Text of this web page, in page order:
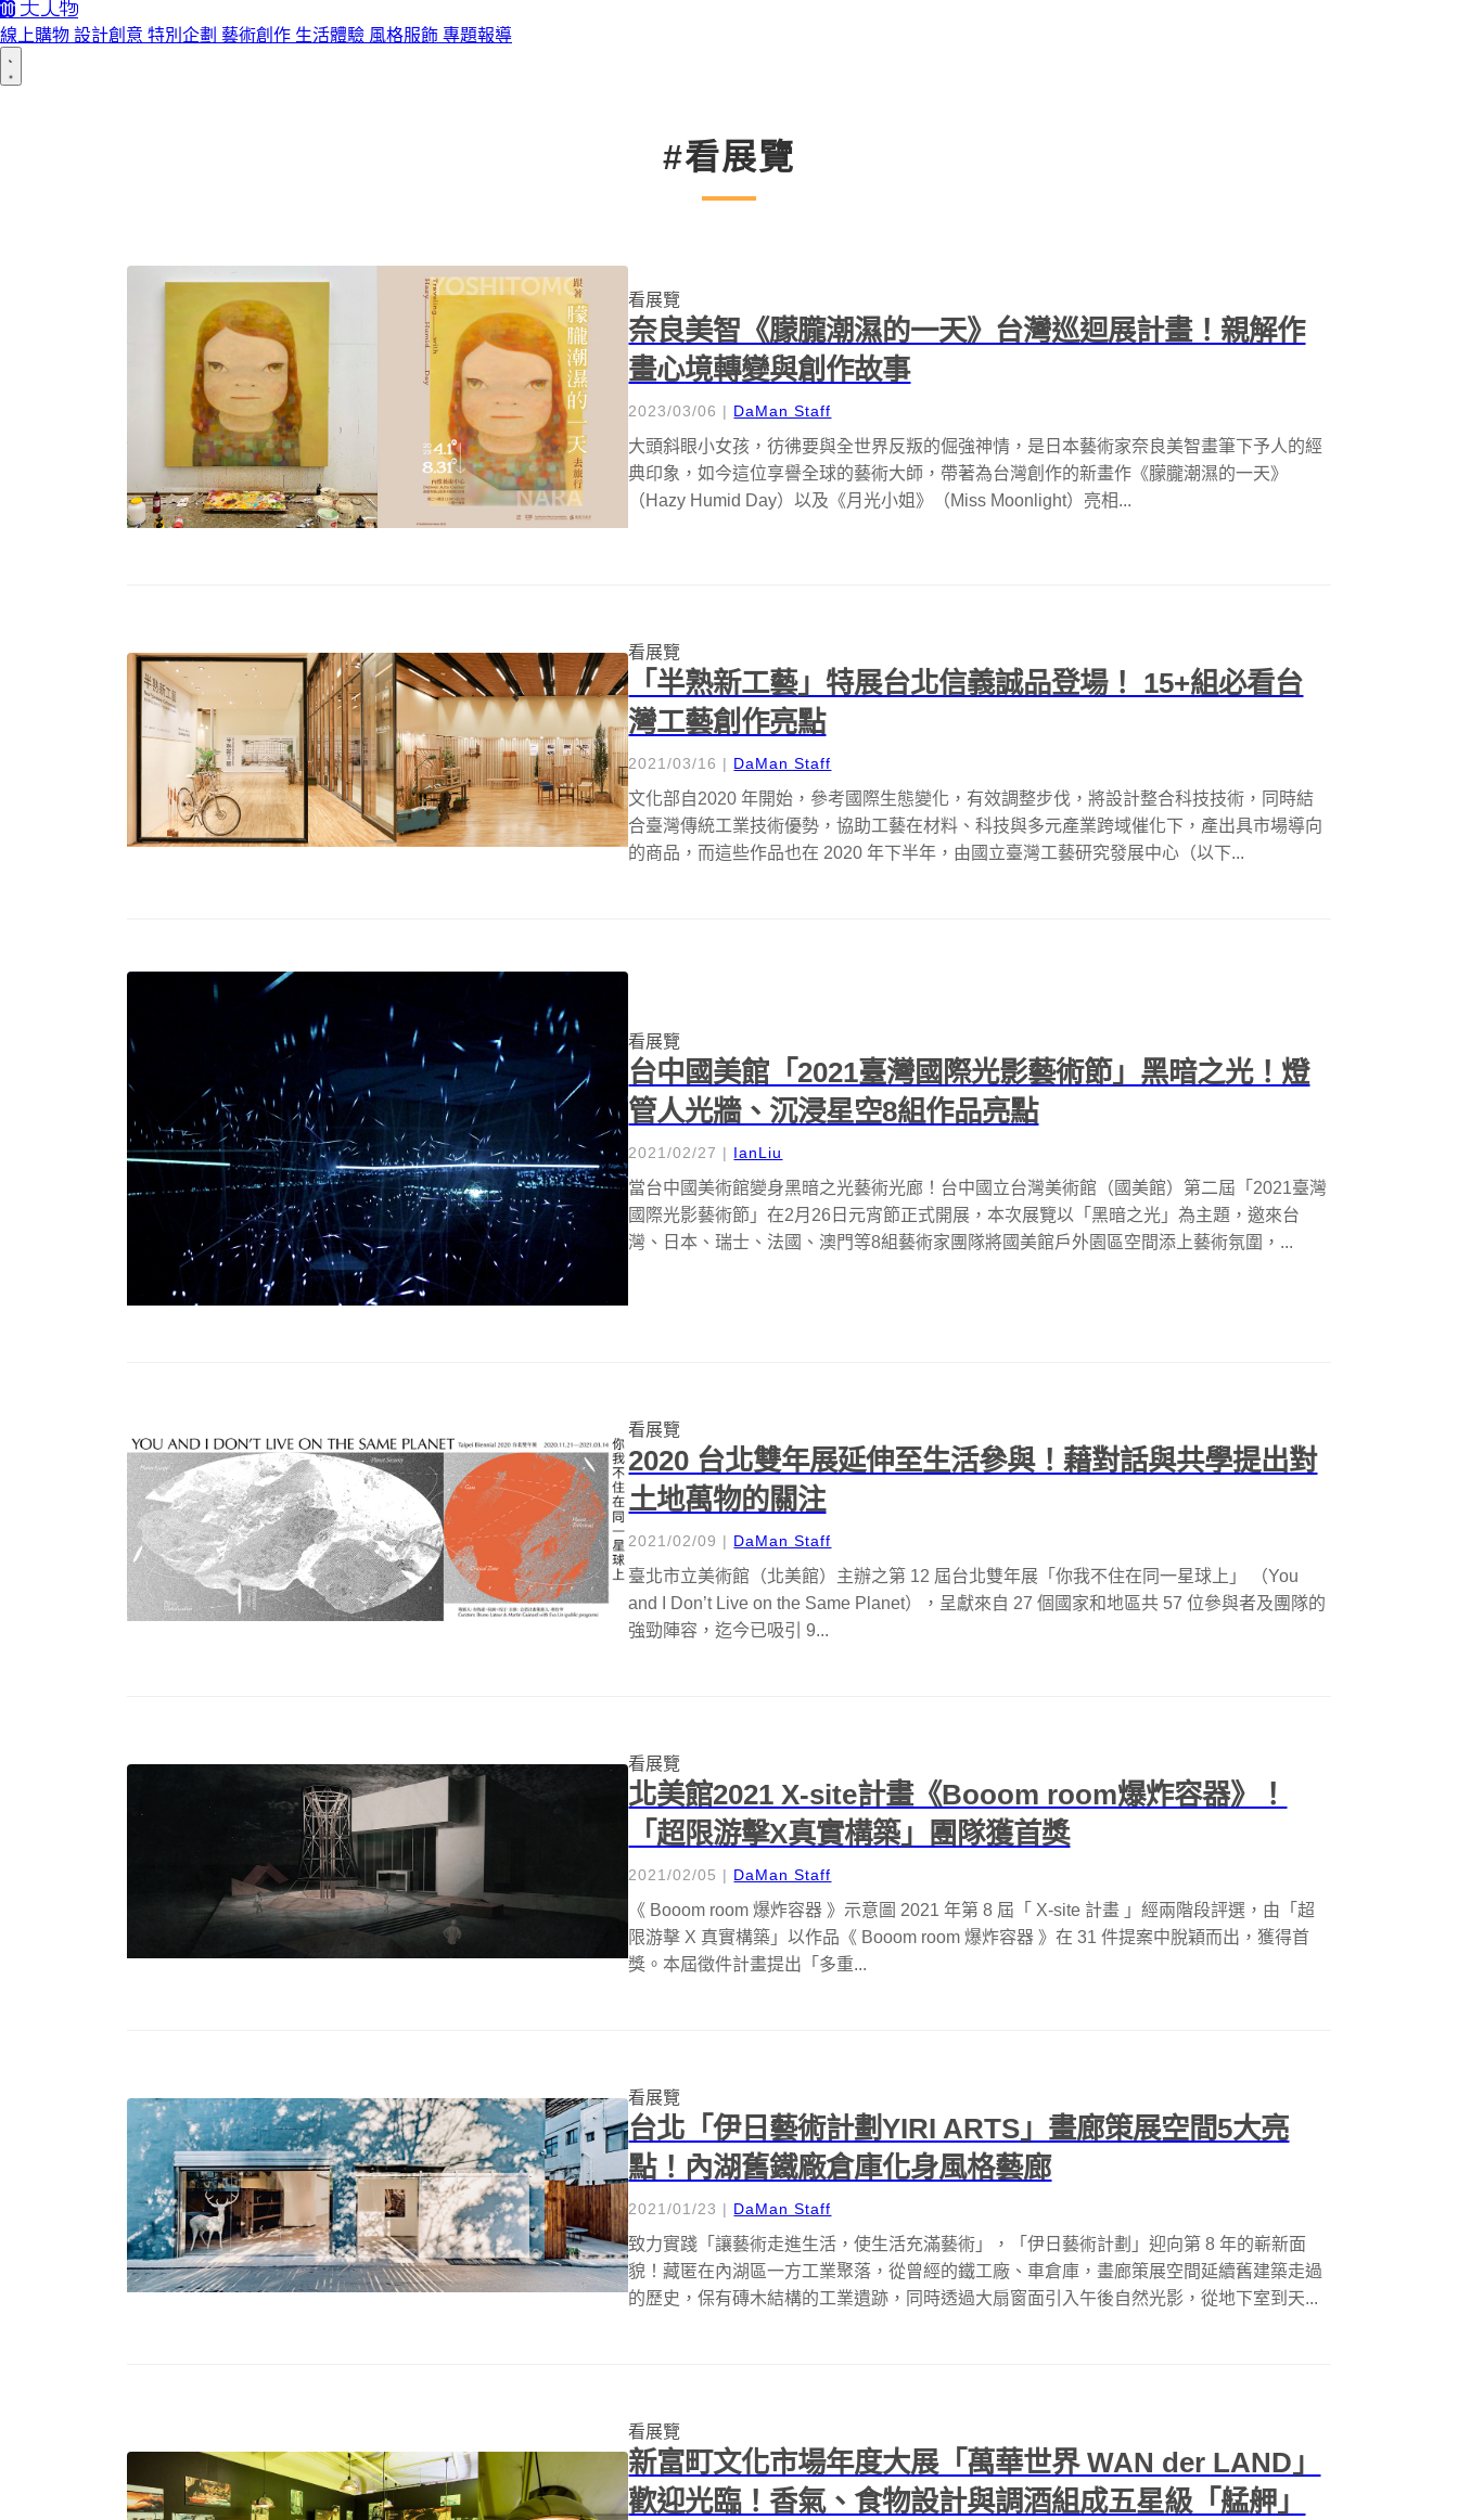
線上購物 設計創意 特別企劃 藝術創作 生活體驗 風格服飾 專題報導
#看展覽
看展覽
奈良美智《朦朧潮濕的一天》台灣巡迴展計畫！親解作
畫心境轉變與創作故事
2023/03/06 | DaMan Staff
大頭斜眼小女孩，彷彿要與全世界反叛的倔強神情，是日本藝術家奈良美智畫筆下予人的經
典印象，如今這位享譽全球的藝術大師，帶著為台灣創作的新畫作《朦朧潮濕的一天》
（Hazy Humid Day）以及《月光小姐》（Miss Moonlight）亮相...
看展覽
「半熟新工藝」特展台北信義誠品登場！ 15+組必看台
灣工藝創作亮點
2021/03/16 | DaMan Staff
文化部自2020 年開始，參考國際生態變化，有效調整步伐，將設計整合科技技術，同時結
合臺灣傳統工業技術優勢，協助工藝在材料、科技與多元產業跨域催化下，產出具市場導向
的商品，而這些作品也在 2020 年下半年，由國立臺灣工藝研究發展中心（以下...
看展覽
台中國美館「2021臺灣國際光影藝術節」黑暗之光！燈
管人光牆、沉浸星空8組作品亮點
2021/02/27 | IanLiu
當台中國美術館變身黑暗之光藝術光廊！台中國立台灣美術館（國美館）第二屆「2021臺灣
國際光影藝術節」在2月26日元宵節正式開展，本次展覽以「黑暗之光」為主題，邀來台
灣、日本、瑞士、法國、澳門等8組藝術家團隊將國美館戶外園區空間添上藝術氛圍，...
看展覽
2020 台北雙年展延伸至生活參與！藉對話與共學提出對
土地萬物的關注
2021/02/09 | DaMan Staff
臺北市立美術館（北美館）主辦之第 12 屆台北雙年展「你我不住在同一星球上」 （You
and I Don’t Live on the Same Planet），呈獻來自 27 個國家和地區共 57 位參與者及團隊的
強勁陣容，迄今已吸引 9...
看展覽
北美館2021 X-site計畫《Booom room爆炸容器》！
「超限游擊X真實構築」團隊獲首獎
2021/02/05 | DaMan Staff
《 Booom room 爆炸容器 》示意圖 2021 年第 8 屆「 X-site 計畫 」經兩階段評選，由「超
限游擊 X 真實構築」以作品《 Booom room 爆炸容器 》在 31 件提案中脫穎而出，獲得首
獎。本屆徵件計畫提出「多重...
看展覽
台北「伊日藝術計劃YIRI ARTS」畫廊策展空間5大亮
點！內湖舊鐵廠倉庫化身風格藝廊
2021/01/23 | DaMan Staff
致力實踐「讓藝術走進生活，使生活充滿藝術」，「伊日藝術計劃」迎向第 8 年的嶄新面
貌！藏匿在內湖區一方工業聚落，從曾經的鐵工廠、車倉庫，畫廊策展空間延續舊建築走過
的歷史，保有磚木結構的工業遺跡，同時透過大扇窗面引入午後自然光影，從地下室到天...
看展覽
新富町文化市場年度大展「萬華世界 WAN der LAND」
歡迎光臨！香氣、食物設計與調酒組成五星級「艋舺」